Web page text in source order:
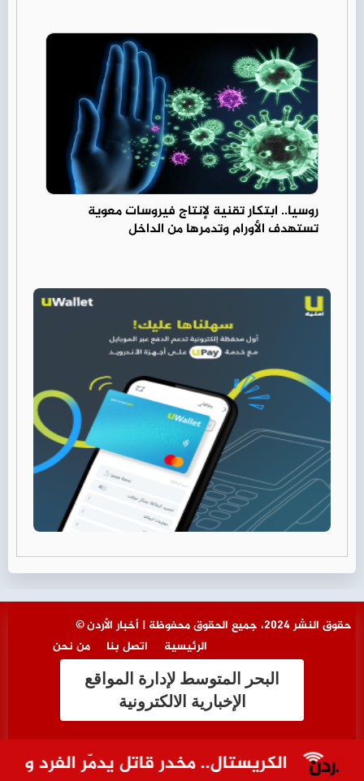
روسيا.. ابتكار تقنية لإنتاج فيروسات معوية
تستهدف الأورام وتدمرها من الداخل
الكريستال.. مخدر قاتل يدمّر الفرد
© حقوق النشر 2024، جميع الحقوق محفوظة | أخبار الأردن
من نحن
اتصل بنا الرئيسية
البحر المتوسط لإدارة المواقع
الإخبارية الالكترونية